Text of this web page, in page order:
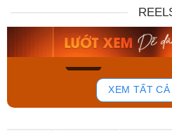
768
Mua ngay
XEM TẤT CẢ